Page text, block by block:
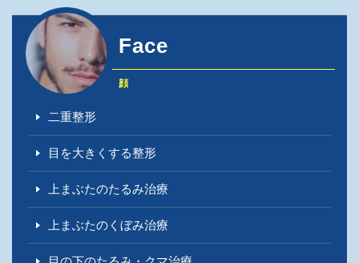
Face
顔
二重整形
目を大きくする整形
上まぶたのたるみ治療
上まぶたのくぼみ治療